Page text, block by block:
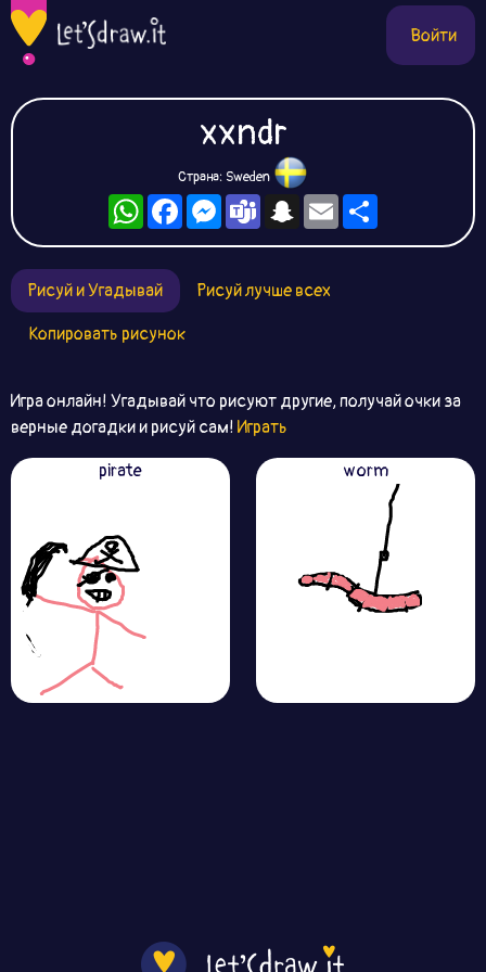
Войти
xxndr
Страна: Sweden
WhatsAppFacebookMessengerTeamsSnapchat
Email
Рисуй и Угадывай
Рисуй лучше всех
Копировать рисунок
Игра онлайн! Угадывай что рисуют другие, получай очки за
верные догадки и рисуй сам! Играть
pirate
worm